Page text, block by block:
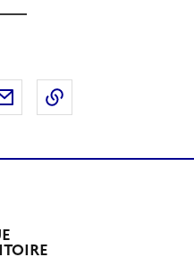
X sur LinkedIn
Partager par email